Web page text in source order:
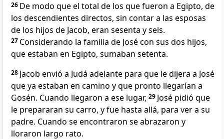
26 De modo que el total de los que fueron a Egipto, de
los descendientes directos, sin contar a las esposas
de los hijos de Jacob, eran sesenta y seis.
27 Considerando la familia de José con sus dos hijos,
que estaban en Egipto, sumaban setenta.
28 Jacob envió a Judá adelante para que le dijera a José
que ya estaban en camino y que pronto llegarían a
Gosén. Cuando llegaron a ese lugar, 29 José pidió que
le prepararan su carro, y fue hasta allá, para ver a su
padre. Cuando se encontraron se abrazaron y
lloraron largo rato.